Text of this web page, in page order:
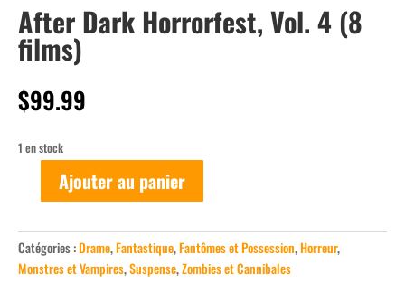
After Dark Horrorfest, Vol. 4 (8
films)
$99.99
1 en stock
quantité
After
Dark
Horrorfest,
Ajouter au panier
Catégories :Drame,Fantastique,Fantômes et Possession,Horreur,
Monstres et Vampires,Suspense,Zombies et Cannibales